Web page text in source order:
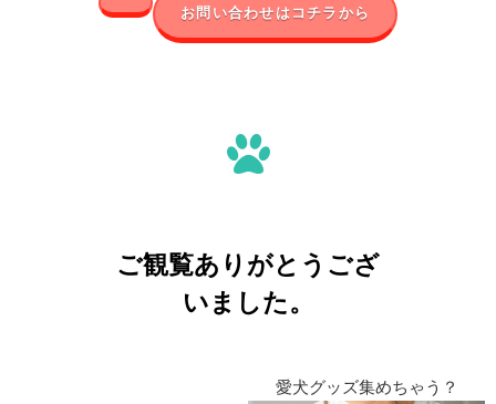
お問い合わせはコチラから
ご観覧ありがとうござ
いました。
愛犬グッズ集めちゃう？